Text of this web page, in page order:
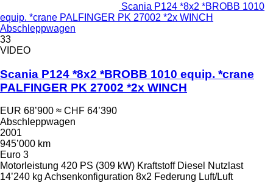
Scania P124 *8x2 *BROBB 1010
equip. *crane PALFINGER PK 27002 *2x WINCH
Abschleppwagen
33
VIDEO
Scania P124 *8x2 *BROBB 1010 equip. *crane
PALFINGER PK 27002 *2x WINCH
EUR 68’900 ≈ CHF 64’390
Abschleppwagen
2001
945’000 km
Euro 3
Motorleistung 420 PS (309 kW) Kraftstoff Diesel Nutzlast
14’240 kg Achsenkonfiguration 8x2 Federung Luft/Luft